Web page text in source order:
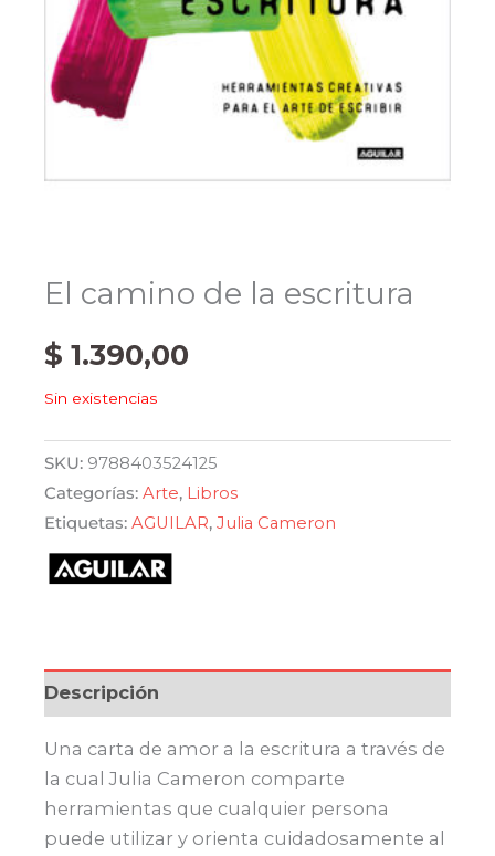
El camino de la escritura
$ 1.390,00
Sin existencias
SKU: 9788403524125
Categorías: Arte, Libros
Etiquetas: AGUILAR, Julia Cameron
Descripción
Una carta de amor a la escritura a través de
la cual Julia Cameron comparte
herramientas que cualquier persona
puede utilizar y orienta cuidadosamente al